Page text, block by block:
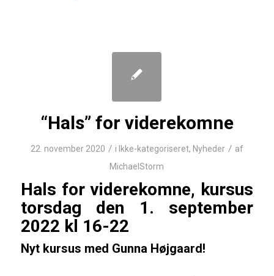
“Hals” for viderekomne
22. november 2020 / i Ikke-kategoriseret, Nyheder / af
MichaelStorm
Hals for viderekomne, kursus
torsdag den 1. september
2022 kl 16-22
Nyt kursus med Gunna Højgaard!